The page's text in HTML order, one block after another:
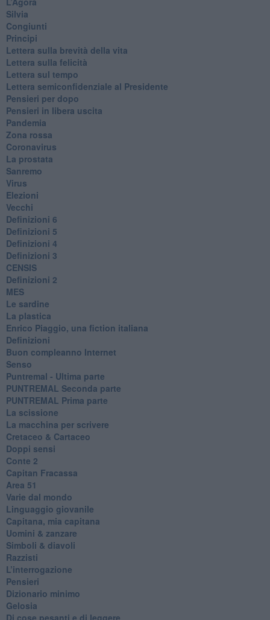
Silvia
Congiunti
Principi
​Lettera sulla brevità della vita
​Lettera sulla felicità
​Lettera sul tempo
Lettera semiconfidenziale al Presidente
Pensieri per dopo
​Pensieri in libera uscita
Pandemia
Zona rossa
Coronavirus
La prostata
Sanremo
Virus
Elezioni
Vecchi
Definizioni 6
Definizioni 5
Definizioni 4
Definizioni 3
CENSIS
​Definizioni 2
MES
Le sardine
La plastica
​Enrico Piaggio, una fiction italiana
Definizioni
​Buon compleanno Internet
Senso
Puntremal - Ultima parte
PUNTREMAL Seconda parte
​PUNTREMAL Prima parte
La scissione
La macchina per scrivere
Cretaceo & Cartaceo
Doppi sensi
​Conte 2
​Capitan Fracassa
​Area 51
Varie dal mondo
​Linguaggio giovanile
​Capitana, mia capitana
Uomini & zanzare
​Simboli & diavoli
Razzisti
​L’interrogazione
Pensieri
​Dizionario minimo
Gelosia
Di cose pesanti e di leggere